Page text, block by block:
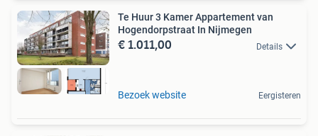
Te Huur 3 Kamer Appartement van
Hogendorpstraat In Nijmegen
€ 1.011,00 Details
Bezoek website Eergisteren